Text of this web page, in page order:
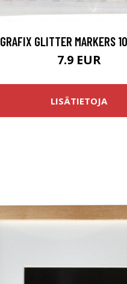
GRAFIX GLITTER MARKERS
7.9 EUR
LISÄTIETOJA